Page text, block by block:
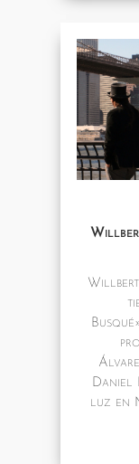
Daniel
luz en